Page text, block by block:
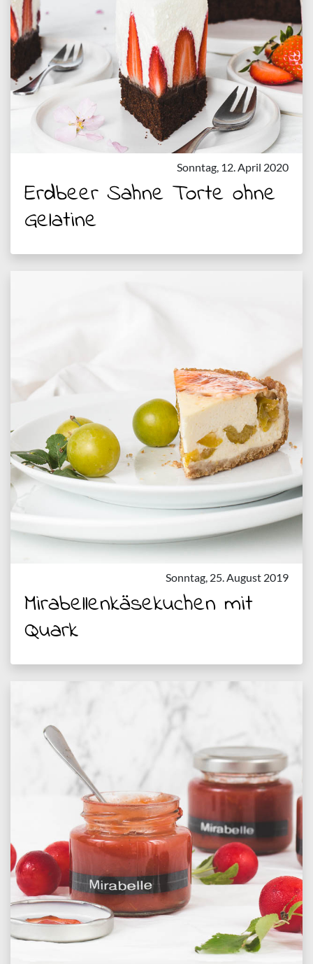
Sonntag, 12. April 2020
Erdbeer Sahne Torte ohne
Gelatine
Sonntag, 25. August 2019
Mirabellenkäsekuchen mit
Quark